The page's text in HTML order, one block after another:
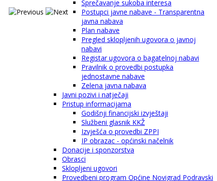
Sprečavanje sukoba interesa
Postupci javne nabave - Transparentna
javna nabava
Plan nabave
Pregled sklopljenih ugovora o javnoj
nabavi
Registar ugovora o bagatelnoj nabavi
Pravilnik o provedbi postupka
jednostavne nabave
Zelena javna nabava
Javni pozivi i natječaji
Pristup informacijama
Godišnji financijski izvještaji
Službeni glasnik KKŽ
Izvješća o provedbi ZPPI
IP obrazac - općinski načelnik
Donacije i sponzorstva
Obrasci
Sklopljeni ugovori
Provedbeni program Općine Novigrad Podravski